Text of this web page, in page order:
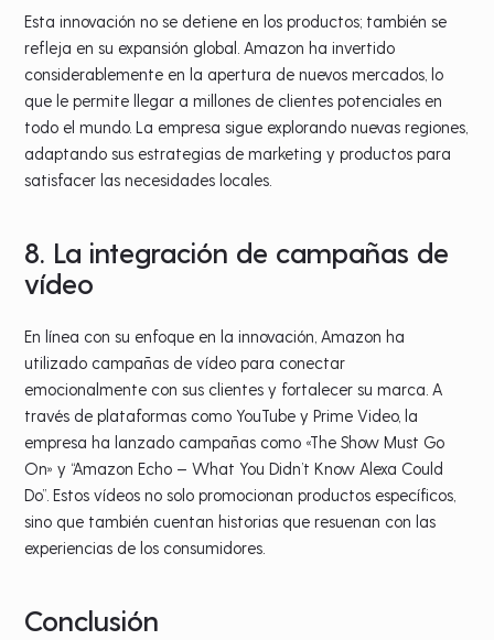
Esta innovación no se detiene en los productos; también se
refleja en su expansión global. Amazon ha invertido
considerablemente en la apertura de nuevos mercados, lo
que le permite llegar a millones de clientes potenciales en
todo el mundo. La empresa sigue explorando nuevas regiones,
adaptando sus estrategias de marketing y productos para
satisfacer las necesidades locales.
8. La integración de campañas de
vídeo
En línea con su enfoque en la innovación, Amazon ha
utilizado campañas de vídeo para conectar
emocionalmente con sus clientes y fortalecer su marca. A
través de plataformas como YouTube y Prime Video, la
empresa ha lanzado campañas como «The Show Must Go
On» y “Amazon Echo – What You Didn’t Know Alexa Could
Do”. Estos vídeos no solo promocionan productos específicos,
sino que también cuentan historias que resuenan con las
experiencias de los consumidores.
Conclusión